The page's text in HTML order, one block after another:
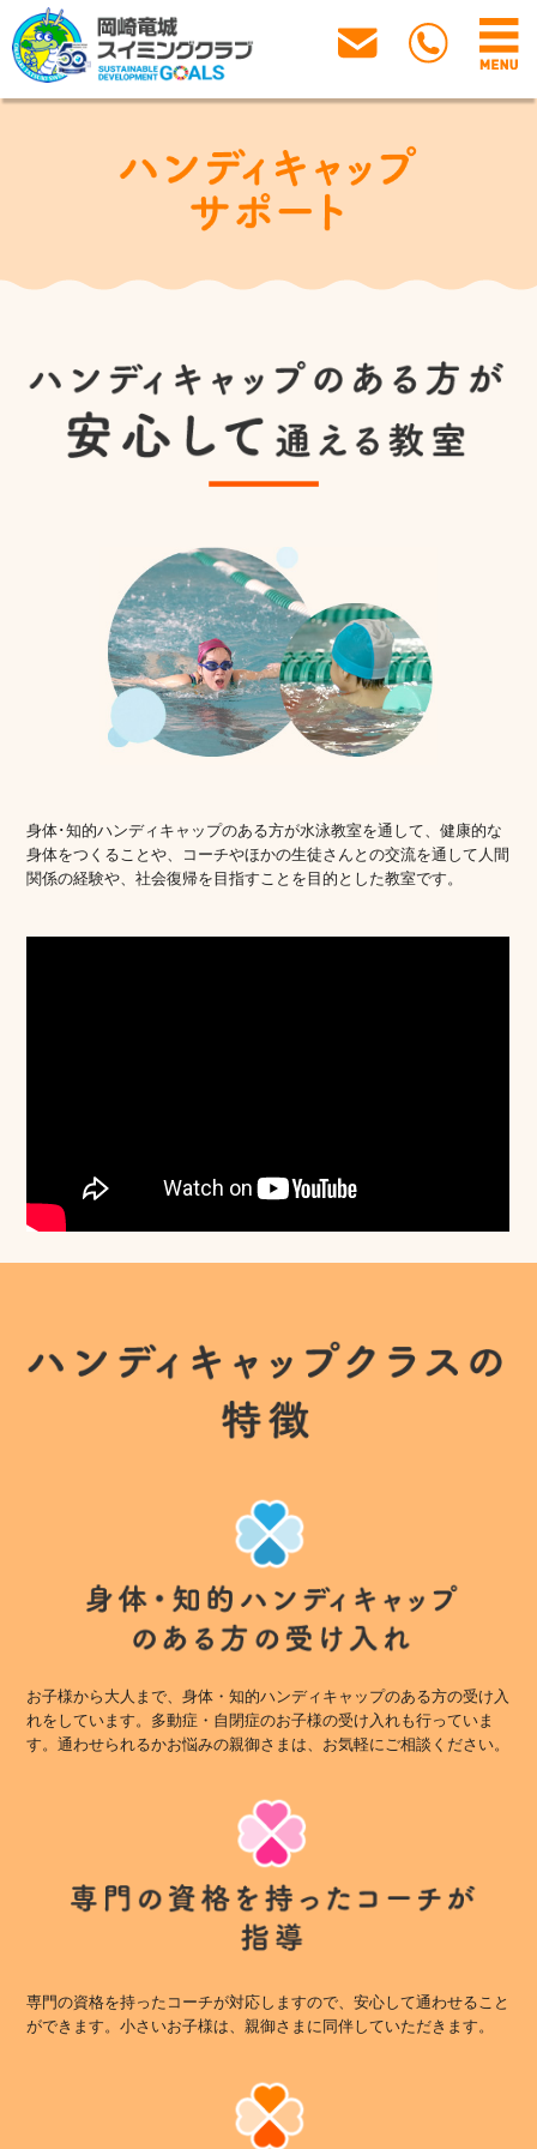
身体･知的ハンディキャップのある方が水泳教室を通して、健康的な
身体をつくることや、コーチやほかの生徒さんとの交流を通して人間
関係の経験や、社会復帰を目指すことを目的とした教室です。
お子様から大人まで、身体・知的ハンディキャップのある方の受け入
れをしています。多動症・自閉症のお子様の受け入れも行っていま
す。通わせられるかお悩みの親御さまは、お気軽にご相談ください。
専門の資格を持ったコーチが対応しますので、安心して通わせること
ができます。小さいお子様は、親御さまに同伴していただきます。